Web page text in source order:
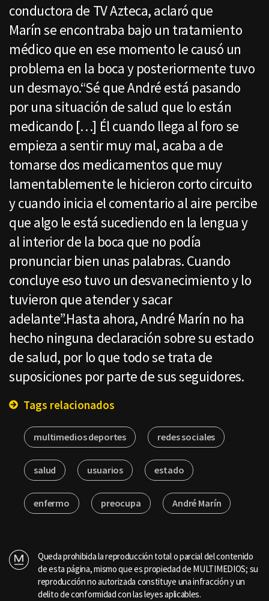
conductora de TV Azteca, aclaró que
Marín se encontraba bajo un tratamiento
médico que en ese momento le causó un
problema en la boca y posteriormente tuvo
un desmayo.“Sé que André está pasando
por una situación de salud que lo están
medicando […] Él cuando llega al foro se
empieza a sentir muy mal, acaba a de
tomarse dos medicamentos que muy
lamentablemente le hicieron corto circuito
y cuando inicia el comentario al aire percibe
que algo le está sucediendo en la lengua y
al interior de la boca que no podía
pronunciar bien unas palabras. Cuando
concluye eso tuvo un desvanecimiento y lo
tuvieron que atender y sacar
adelante”.Hasta ahora, André Marín no ha
hecho ninguna declaración sobre su estado
de salud, por lo que todo se trata de
suposiciones por parte de sus seguidores.
Tags relacionados
multimedios deportes redes sociales
salud usuarios estado
enfermo preocupa André Marín
Queda prohibida la reproducción total o parcial del contenido
de esta página, mismo que es propiedad de MULTIMEDIOS; su
reproducción no autorizada constituye una infracción y un
delito de conformidad con las leyes aplicables.